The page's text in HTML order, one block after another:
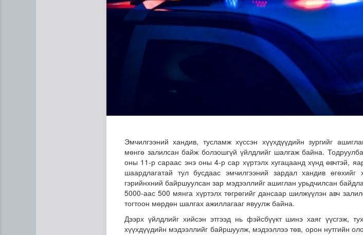
Эмчилгээний хандив, тусламж хүссэн хүүхдүүдийн зургийг
мөнгө залилсан байж болзошгүй үйлдлийг шалгаж байна.
оны 11-р сараас энэ оны 4-р сар хүртэлх хугацаанд хүнд өвчтэй,
шаардлагатай тул бусдаас эмчилгээний зардал хандив өгөхийг
гэрийнхний байршуулсан зар мэдээллийг ашиглан урьдчилсан
5000-аас 500 мянга хүртэлх төгрөгийг дансаар шилжүүлэн авч
тогтоон мөрдөн шалгах ажиллагааг явуулж байна.
Дээрх үйлдлийг хийсэн этгээд нь фэйсбүүкт шинэ хаяг үүсгэж,
хүүхдүүдийн мэдээллийг байршуулж, мэдээллээ төв, орон нутгийн